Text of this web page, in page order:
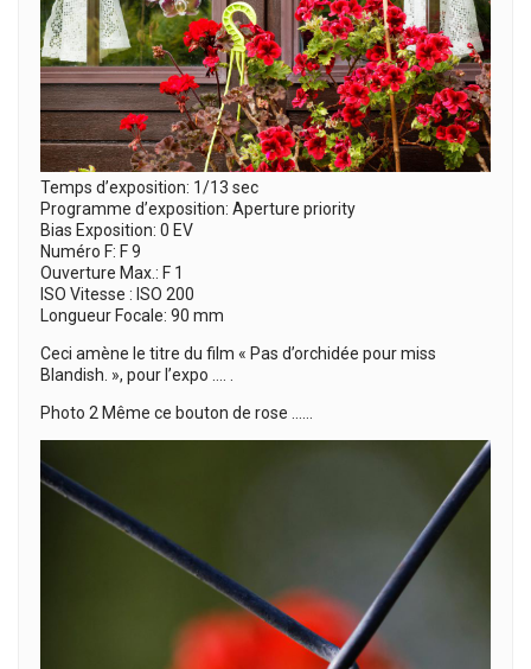
Temps d’exposition: 1/13 sec
Programme d’exposition: Aperture priority
Bias Exposition: 0 EV
Numéro F: F 9
Ouverture Max.: F 1
ISO Vitesse : ISO 200
Longueur Focale: 90 mm
Ceci amène le titre du film « Pas d’orchidée pour miss
Blandish. », pour l’expo …. .
Photo 2 Même ce bouton de rose ……